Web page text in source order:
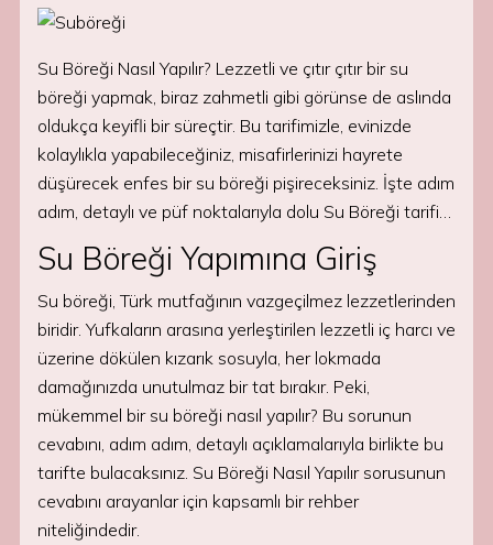
Su Böreği Nasıl Yapılır? Lezzetli ve çıtır çıtır bir su
böreği yapmak, biraz zahmetli gibi görünse de aslında
oldukça keyifli bir süreçtir. Bu tarifimizle, evinizde
kolaylıkla yapabileceğiniz, misafirlerinizi hayrete
düşürecek enfes bir su böreği pişireceksiniz. İşte adım
adım, detaylı ve püf noktalarıyla dolu Su Böreği tarifi…
Su Böreği Yapımına Giriş
Su böreği, Türk mutfağının vazgeçilmez lezzetlerinden
biridir. Yufkaların arasına yerleştirilen lezzetli iç harcı ve
üzerine dökülen kızarık sosuyla, her lokmada
damağınızda unutulmaz bir tat bırakır. Peki,
mükemmel bir su böreği nasıl yapılır? Bu sorunun
cevabını, adım adım, detaylı açıklamalarıyla birlikte bu
tarifte bulacaksınız. Su Böreği Nasıl Yapılır sorusunun
cevabını arayanlar için kapsamlı bir rehber
niteliğindedir.